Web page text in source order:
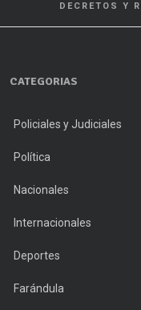
DECRETOS Y
CATEGORIAS
Policiales y Judiciales
Política
Nacionales
Internacionales
Deportes
Farándula